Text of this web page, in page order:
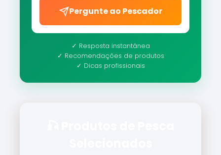
Pergunte ao Pescador
✓ Resposta instantânea
✓ Recomendações de produtos
✓ Dicas profissionais